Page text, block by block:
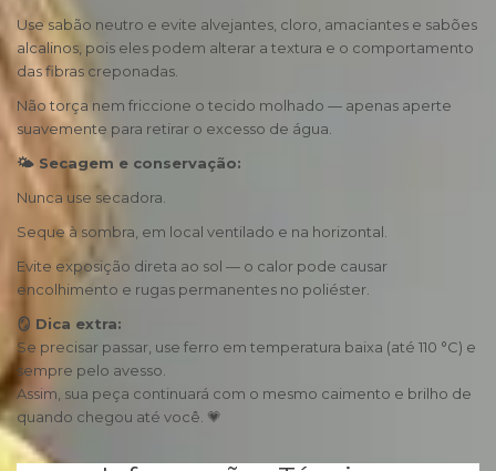
Use sabão neutro e evite alvejantes, cloro, amaciantes e sabões
alcalinos, pois eles podem alterar a textura e o comportamento
das fibras creponadas.
Não torça nem friccione o tecido molhado — apenas aperte
suavemente para retirar o excesso de água.
🌤 Secagem e conservação:
Nunca use secadora.
Seque à sombra, em local ventilado e na horizontal.
Evite exposição direta ao sol — o calor pode causar
encolhimento e rugas permanentes no poliéster.
🪞 Dica extra:
Se precisar passar, use ferro em temperatura baixa (até 110 °C) e
sempre pelo avesso.
Assim, sua peça continuará com o mesmo caimento e brilho de
quando chegou até você. 💗